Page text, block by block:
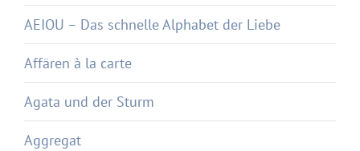
AEIOU – Das schnelle Alphabet der Liebe
Affären à la carte
Agata und der Sturm
Aggregat